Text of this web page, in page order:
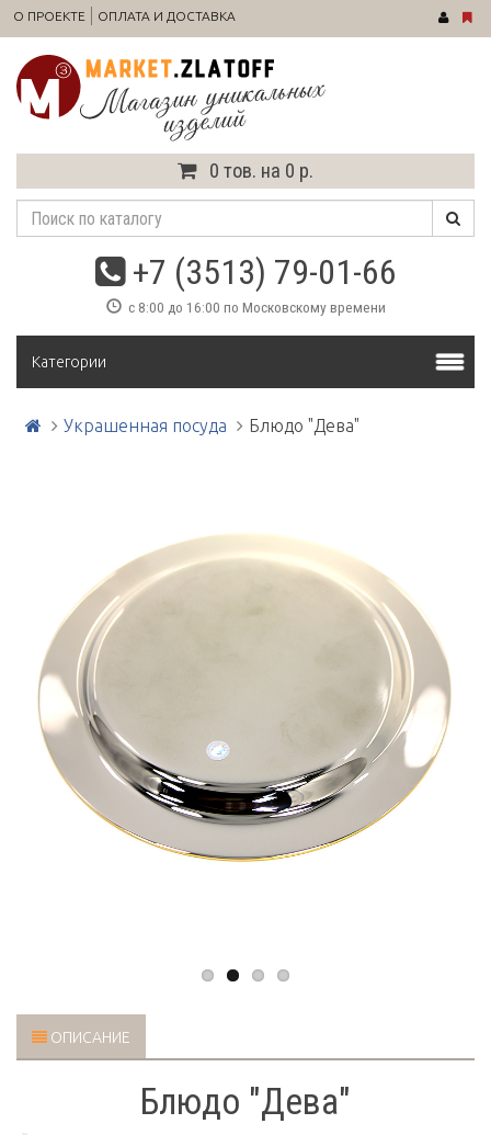
О ПРОЕКТЕ ОПЛАТА И ДОСТАВКА
0 тов. на 0 р.
+7 (3513) 79-01-66
с 8:00 до 16:00 по Московскому времени
Категории
Украшенная посуда Блюдо "Дева"
ОПИСАНИЕ
Блюдо "Дева"